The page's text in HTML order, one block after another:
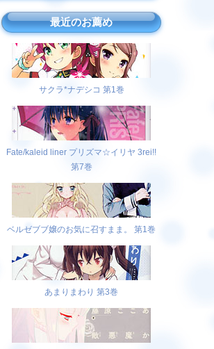
最近のお薦め
サクラ*ナデシコ 第1巻
Fate/kaleid liner プリズマ☆イリヤ 3rei!!
第7巻
ベルゼブブ嬢のお気に召すまま。 第1巻
あまりまわり 第3巻